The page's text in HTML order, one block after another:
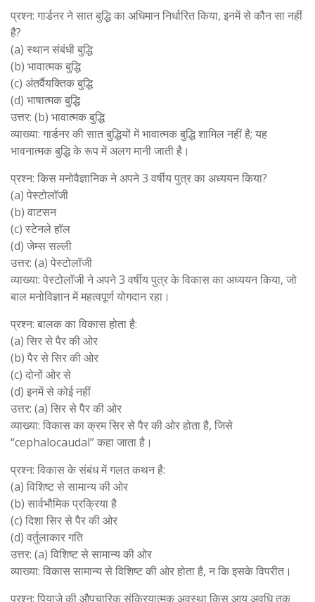
प्रश्न: गार्डनर ने सात बुद्धि का अधिमान निर्धारित किया, इनमें से कौन सा नहीं
है?
(a) स्थान संबंधी बुद्धि
(b) भावात्मक बुद्धि
(c) अंतर्वैयक्तिक बुद्धि
(d) भाषात्मक बुद्धि
उत्तर: (b) भावात्मक बुद्धि
व्याख्या: गार्डनर की सात बुद्धियों में भावात्मक बुद्धि शामिल नहीं है; यह
भावनात्मक बुद्धि के रूप में अलग मानी जाती है।
प्रश्न: किस मनोवैज्ञानिक ने अपने 3 वर्षीय पुत्र का अध्ययन किया?
(a) पेस्टोलॉजी
(b) वाटसन
(c) स्टेनले हॉल
(d) जेम्स सल्ली
उत्तर: (a) पेस्टोलॉजी
व्याख्या: पेस्टोलॉजी ने अपने 3 वर्षीय पुत्र के विकास का अध्ययन किया, जो
बाल मनोविज्ञान में महत्वपूर्ण योगदान रहा।
प्रश्न: बालक का विकास होता है:
(a) सिर से पैर की ओर
(b) पैर से सिर की ओर
(c) दोनों ओर से
(d) इनमें से कोई नहीं
उत्तर: (a) सिर से पैर की ओर
व्याख्या: विकास का क्रम सिर से पैर की ओर होता है, जिसे
“cephalocaudal” कहा जाता है।
प्रश्न: विकास के संबंध में गलत कथन है:
(a) विशिष्ट से सामान्य की ओर
(b) सार्वभौमिक प्रक्रिया है
(c) दिशा सिर से पैर की ओर
(d) वर्तुलाकार गति
उत्तर: (a) विशिष्ट से सामान्य की ओर
व्याख्या: विकास सामान्य से विशिष्ट की ओर होता है, न कि इसके विपरीत।
प्रश्न: पियाजे की औपचारिक संक्रियात्मक अवस्था किस आयु अवधि तक